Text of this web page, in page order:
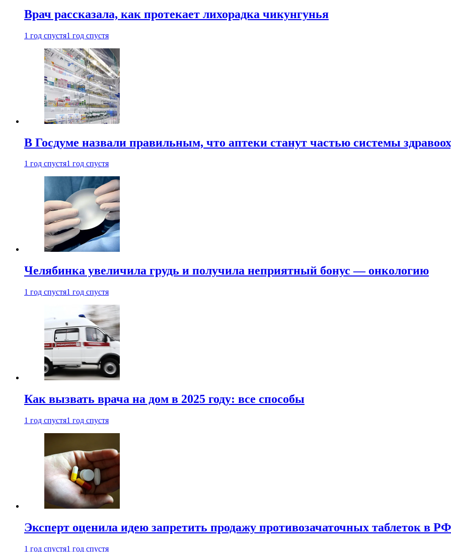
Врач рассказала, как протекает лихорадка чикунгунья
1 год спустя1 год спустя
В Госдуме назвали правильным, что аптеки станут частью системы
1 год спустя1 год спустя
Челябинка увеличила грудь и получила неприятный бонус — онкологию
1 год спустя1 год спустя
Как вызвать врача на дом в 2025 году: все способы
1 год спустя1 год спустя
Эксперт оценила идею запретить продажу противозачаточных таблеток в РФ
1 год спустя1 год спустя